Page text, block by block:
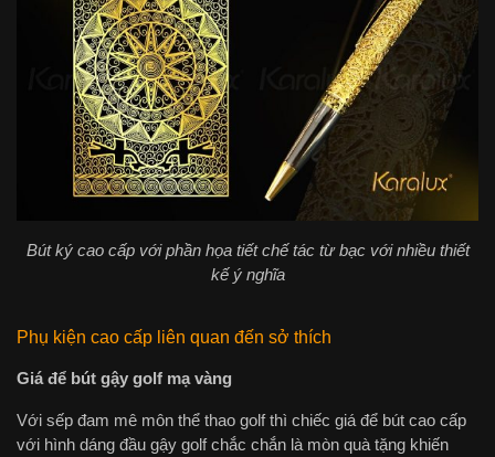
Bút ký cao cấp với phần họa tiết chế tác từ bạc với nhiều thiết
kế ý nghĩa
Phụ kiện cao cấp liên quan đến sở thích
Giá để bút gậy golf mạ vàng
Với sếp đam mê môn thể thao golf thì chiếc giá để bút cao cấp
với hình dáng đầu gậy golf chắc chắn là mòn quà tặng khiến